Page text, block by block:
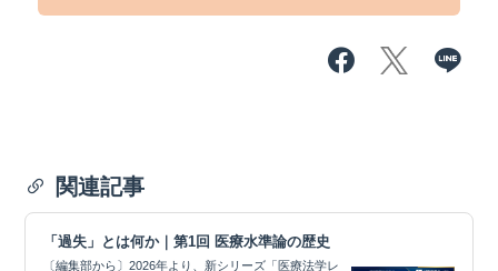
関連記事
「過失」とは何か｜第1回 医療水準論の歴史
〔編集部から〕2026年より、新シリーズ「医療法学レ